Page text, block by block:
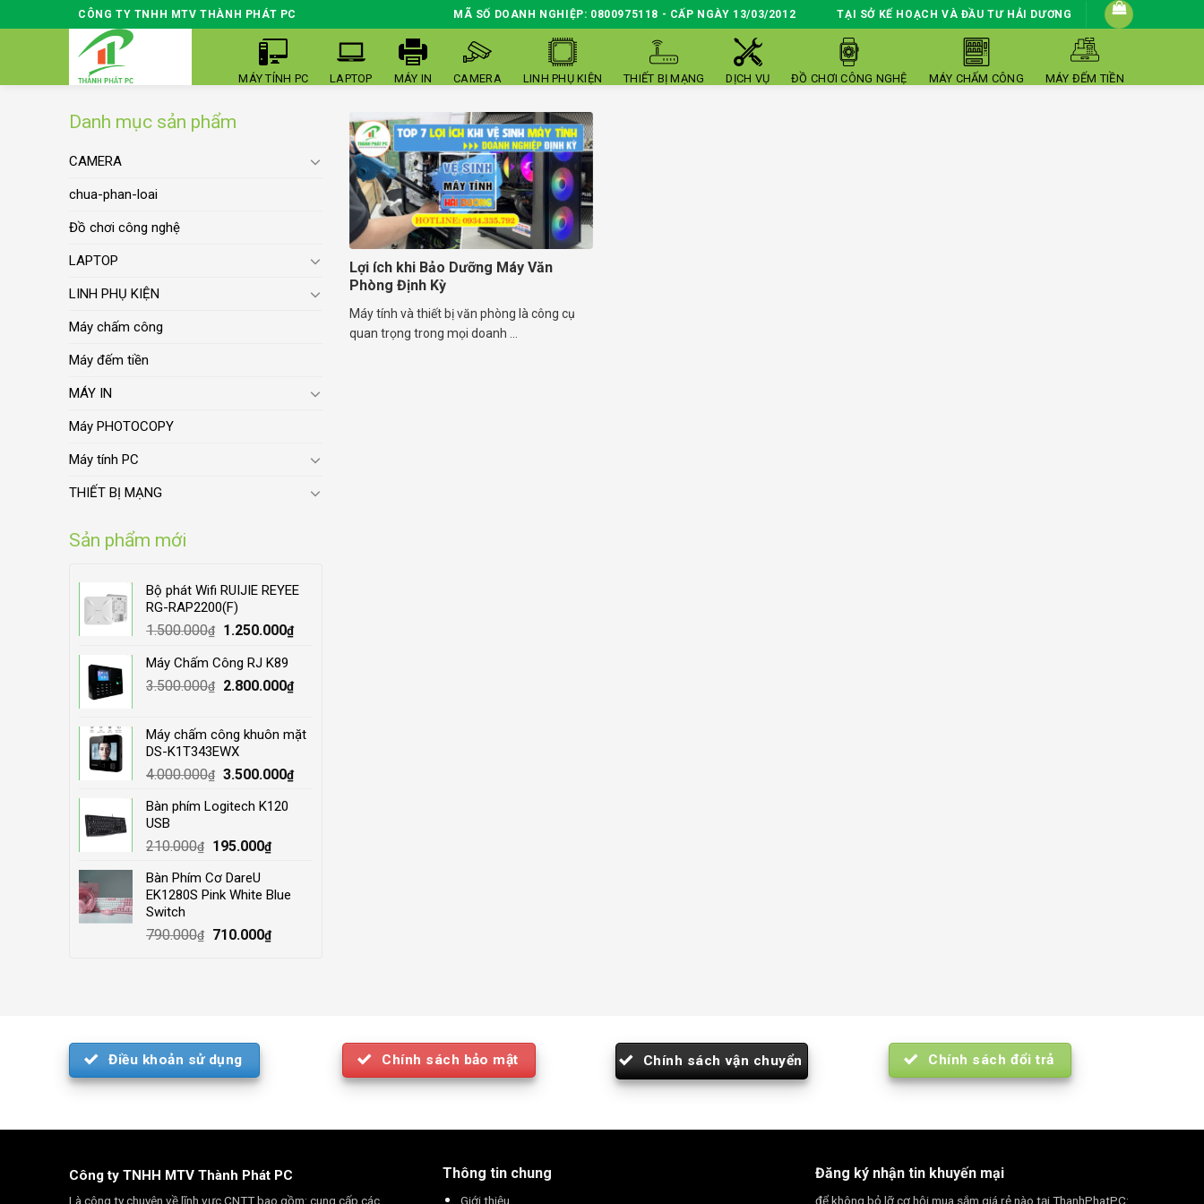
to
CÔNG TY TNHH MTV THÀNH PHÁT PC MÃ SỐ DOANH NGHIỆP: 0800975118 - CẤP NGÀY 13/03/2012 TẠI SỞ KẾ HOẠCH VÀ ĐẦU TƯ HẢI DƯƠNG
MÁY TÍNH PC LAPTOP MÁY IN CAMERA LINH PHỤ KIỆN THIẾT BỊ MẠNG DỊCH VỤ ĐỒ CHƠI CÔNG NGHỆ MÁY CHẤM CÔNG MÁY ĐẾM TIỀN
Danh mục sản phẩm
CAMERA
chua-phan-loai
Đồ chơi công nghệ
LAPTOP
LINH PHỤ KIỆN
Máy chấm công
Máy đếm tiền
MÁY IN
Máy PHOTOCOPY
Máy tính PC
THIẾT BỊ MẠNG
Sản phẩm mới
Bộ phát Wifi RUIJIE REYEE
RG-RAP2200(F)
1.500.000₫
Original
was:
1.500.000₫.
1.250.000₫Current
1.250.000₫.
Máy Chấm Công RJ K89
3.500.000₫
Original
3.500.000₫.
2.800.000₫Current
2.800.000₫.
Máy chấm công khuôn mặt
DS-K1T343EWX
4.000.000₫ Original
was:
3.500.000₫Current
Bàn phím Logitech K120
USB
210.000₫
Original
was:
210.000₫.
195.000₫Current
195.000₫.
Bàn Phím Cơ DareU
EK1280S Pink White Blue
Switch
790.000₫
Original
710.000₫Current
Lợi ích khi Bảo Dưỡng Máy Văn
Phòng Định Kỳ
Máy tính và thiết bị văn phòng là công cụ
quan trọng trong mọi doanh ...
Điều khoản sử dụng Chính sách bảo mật Chính sách vận chuyển Chính sách đổi trả
Công ty TNHH MTV Thành Phát PC
Là công ty chuyên về lĩnh vực CNTT bao gồm: cung cấp các
Thông tin chung
Giới thiệu
Đăng ký nhận tin khuyến mại
để không bỏ lỡ cơ hội mua sắm giá rẻ nào tại ThanhPhatPC: